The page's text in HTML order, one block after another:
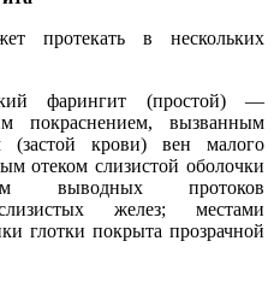
протекать в нескольких
фарингит (простой) —
покраснением, вызванным
(застой крови) вен малого
отеком слизистой оболочки
выводных протоков
желез; местами
глотки покрыта прозрачной